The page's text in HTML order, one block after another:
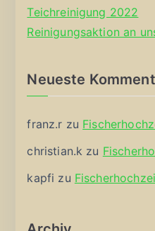
Teichreinigung 2022
Reinigungsaktion an
Neueste
franz.r zu
christian.k zu
kapfi zu